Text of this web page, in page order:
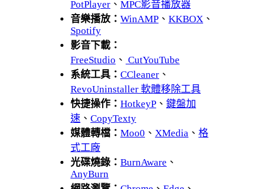
PotPlayer 、 MPC影音播放器
音樂播放： WinAMP 、 KKBOX 、
Spotify
影音下載：
FreeStudio 、 CutYouTube
系統工具： CCleaner 、
RevoUninstaller 軟體移除工具
快捷操作： HotkeyP 、 鍵盤加
速 、 CopyTexty
媒體轉檔： Moo0 、 XMedia 、 格
式工廠
光碟燒錄： BurnAware 、
AnyBurn